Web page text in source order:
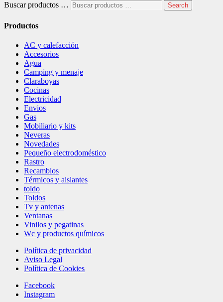
Buscar productos … Search
Productos
AC y calefacción
Accesorios
Agua
Camping y menaje
Claraboyas
Cocinas
Electricidad
Envios
Gas
Mobiliario y kits
Neveras
Novedades
Pequeño electrodoméstico
Rastro
Recambios
Térmicos y aislantes
toldo
Toldos
Tv y antenas
Ventanas
Vinilos y pegatinas
Wc y productos químicos
Política de privacidad
Aviso Legal
Política de Cookies
Facebook
Instagram